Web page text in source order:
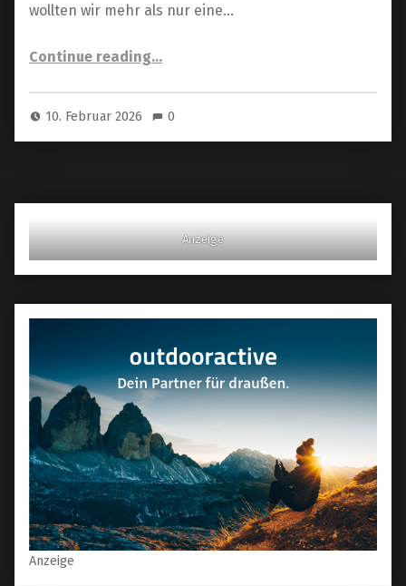
wollten wir mehr als nur eine…
Continue reading“In Gedenken an Winfried Beckmann – Verbunden durch den Sport und viele gemeinsame Momente”
…
10. Februar 2026 0
Anzeige
Anzeige